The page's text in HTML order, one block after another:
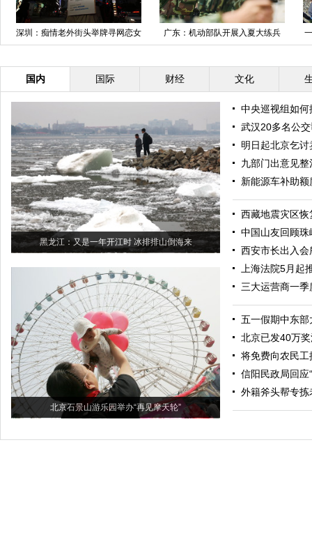
西安钟楼下现垃圾桶队列 图片故
桥塌了蓝田500村民出行
难 疑挖沙致垮塌
国内 国际 财经 文化
黑龙江：又是一年开江时 冰排排山倒海来
北京石景山游乐园举办“再见摩天轮”
中央巡视组如
武汉20多名公
明日起北京乞
九部门出意见
新能源车补助
西藏地震灾区
中国山友回顾
西安市长出入
上海法院5月起
三大运营商一
五一假期中东部
北京已发40万
将免费向农民
信阳民政局回应
外籍斧头帮专拣